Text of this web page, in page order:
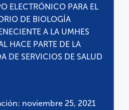
ELECTRÓNICO PARA EL
DE BIOLOGÍA
A LA UMHES
HACE PARTE DE LA
DE SERVICIOS DE SALUD
noviembre 25, 2021